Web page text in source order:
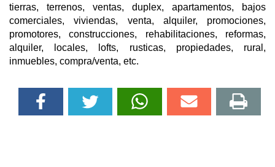
tierras, terrenos, ventas, duplex, apartamentos, bajos
comerciales, viviendas, venta, alquiler, promociones,
promotores, construcciones, rehabilitaciones, reformas,
alquiler, locales, lofts, rusticas, propiedades, rural,
inmuebles, compra/venta, etc.